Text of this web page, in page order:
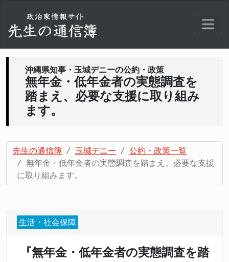
沖縄県知事・玉城デニーの公約・政策
無年金・低年金者の実態調査を
踏まえ、必要な支援に取り組み
ます。
先生の通信簿 玉城デニー
公約・政策一覧
無年金・低年金者の実態調査を踏まえ、必要な支援
に取り組みます。
生活・社会保障
『無年金・低年金者の実態調査を踏